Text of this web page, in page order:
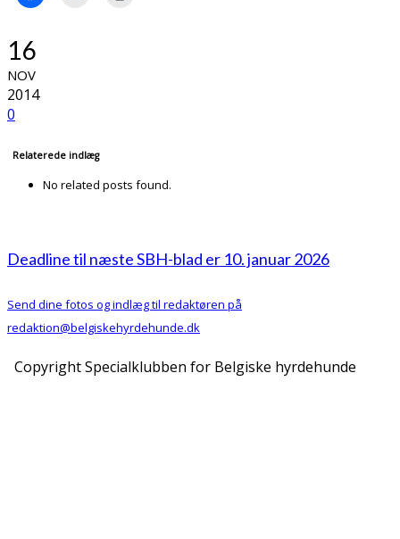
16
NOV
2014
0
Relaterede indlæg
No related posts found.
Deadline til næste SBH-blad er 10. januar 2026
Send dine fotos og indlæg til redaktøren på
redaktion@belgiskehyrdehunde.dk
Copyright Specialklubben for Belgiske hyrdehunde